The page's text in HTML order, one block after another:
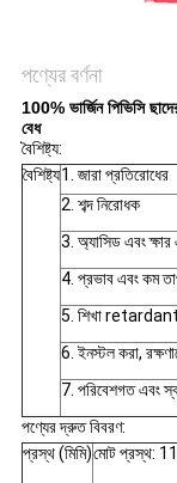
পণ্যের বর্ণনা
100% ভার্জিন পিভিসি
বেধ
বৈশিষ্ট্য:
বৈশিষ্ট্য1. জারা প্রতিরোধের
2. শব্দ নিরোধক
3. অ্যাসিড এবং ক্ষার
4. প্রভাব এবং কম
5. শিখা retardant
6. ইনস্টল করা,
7. পরিবেশগত এবং
পণ্যের দ্রুত বিবরণ:
প্রস্থ (মিমি)মোট প্রস্থ: